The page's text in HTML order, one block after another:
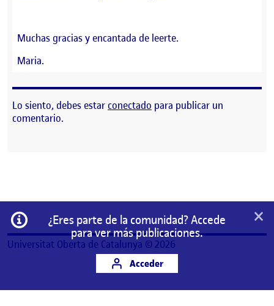
Muchas gracias y encantada de leerte.
Maria.
Lo siento, debes estarconectado para publicar un
comentario.
Información
¿Eres parte de la comunidad? Accede
para ver más publicaciones.
Acceder
×
Universitat Oberta de Catalunya © 2026